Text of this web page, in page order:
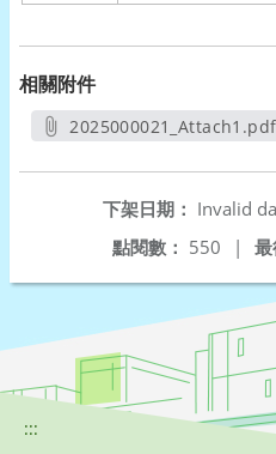
相關附件
2025000021_Attach1.pdf
下架日期： Invalid
最
點閱數： 550 |
:::